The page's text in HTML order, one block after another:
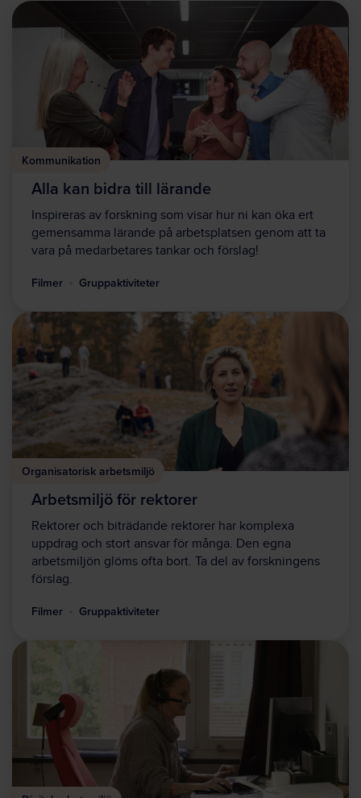
Kommunikation
Alla kan bidra till lärande
Inspireras av forskning som visar hur ni kan öka ert
gemensamma lärande på arbetsplatsen genom att ta
vara på medarbetares tankar och förslag!
Filmer Gruppaktiviteter
Organisatorisk arbetsmiljö
Arbetsmiljö för rektorer
Rektorer och biträdande rektorer har komplexa
uppdrag och stort ansvar för många. Den egna
arbetsmiljön glöms ofta bort. Ta del av forskningens
förslag.
Filmer Gruppaktiviteter